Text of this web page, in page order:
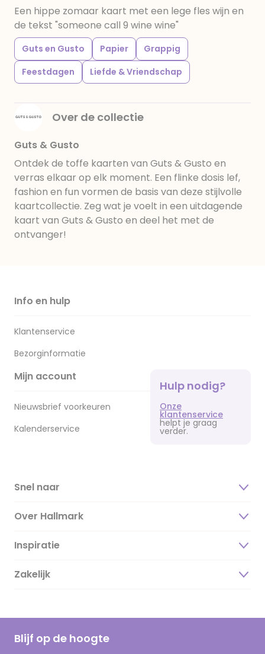
Een hippe zomaar kaart met een lege fles wijn en
de tekst "someone call 9 wine wine"
Guts en Gusto Papier
Grappig
Feestdagen
Liefde & Vriendschap
Over de collectie
Guts & Gusto
Ontdek de toffe kaarten van Guts & Gusto en
verras elkaar op elk moment. Een flinke dosis lef,
fashion en fun vormen de basis van deze stijlvolle
kaartcollectie. Zeg wat je voelt in een uitdagende
kaart van Guts & Gusto en deel het met de
ontvanger!
Info en hulp
Klantenservice
Bezorginformatie
Mijn account
Nieuwsbrief voorkeuren
Kalenderservice
Hulp nodig?
Onze
klantenservice
helpt je graag
verder.
Snel naar
Over Hallmark
Over ons
Duurzaamheid
Hallmark Kaartclub
Inspiratie
Magazine
Cadeau inspiratie
Kaartinspiratie
Zakelijk
Blijf op de hoogte